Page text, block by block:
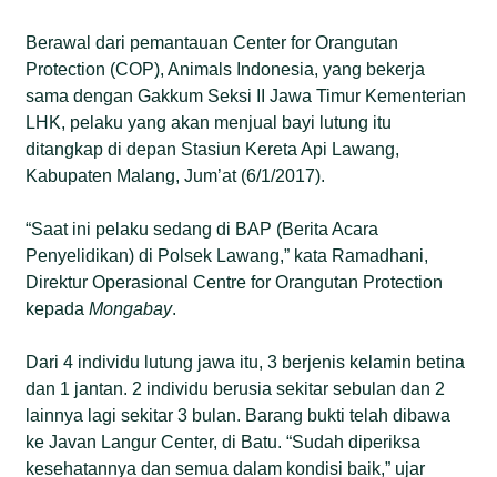
Berawal dari pemantauan Center for Orangutan
Protection (COP), Animals Indonesia, yang bekerja
sama dengan Gakkum Seksi II Jawa Timur Kementerian
LHK, pelaku yang akan menjual bayi lutung itu
ditangkap di depan Stasiun Kereta Api Lawang,
Kabupaten Malang, Jum’at (6/1/2017).
“Saat ini pelaku sedang di BAP (Berita Acara
Penyelidikan) di Polsek Lawang,” kata Ramadhani,
Direktur Operasional Centre for Orangutan Protection
kepadaMongabay.
Dari 4 individu lutung jawa itu, 3 berjenis kelamin betina
dan 1 jantan. 2 individu berusia sekitar sebulan dan 2
lainnya lagi sekitar 3 bulan. Barang bukti telah dibawa
ke Javan Langur Center, di Batu. “Sudah diperiksa
kesehatannya dan semua dalam kondisi baik,” ujar